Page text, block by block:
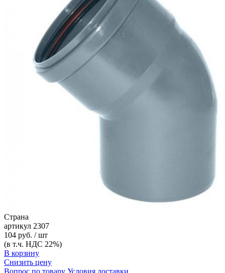
Страна
артикул 2307
104 руб. / шт
(в т.ч. НДС 22%)
В корзину
Снизить цену